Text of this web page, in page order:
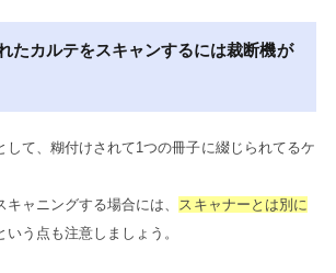
たカルテをスキャンするには裁断機が
して、糊付けされて1つの冊子に綴じられてるケ
ャニングする場合には、 スキャナーとは別に
いう点も注意しましょう。